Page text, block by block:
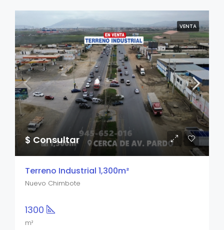
VENTA
$ Consultar
Terreno Industrial 1,300m²
Nuevo Chimbote
1300
m²